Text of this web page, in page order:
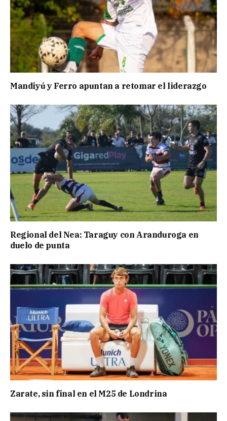
Mandiyú y Ferro apuntan a retomar el liderazgo
Regional del Nea: Taraguy con Aranduroga en
duelo de punta
Zarate, sin final en el M25 de Londrina